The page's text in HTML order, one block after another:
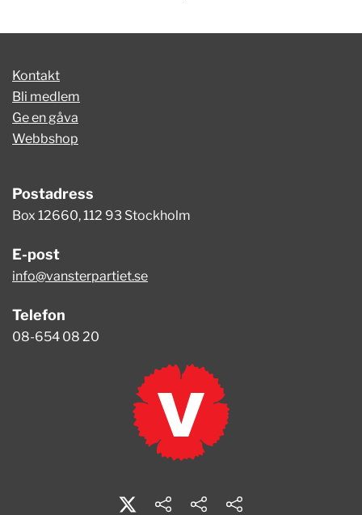
Kontakt
Bli medlem
Ge en gåva
Webbshop
Postadress
Box 12660, 112 93 Stockholm
E-post
info@vansterpartiet.se
Telefon
08-654 08 20